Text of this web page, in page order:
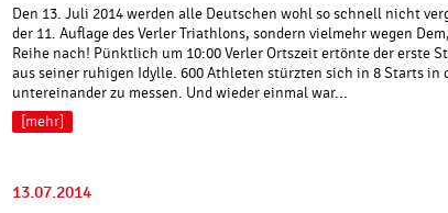
Den 13. Juli 2014 werden alle Deutschen wohl so schnell nicht
der 11. Auflage des Verler Triathlons, sondern vielmehr wegen
Reihe nach! Pünktlich um 10:00 Verler Ortszeit ertönte der erste
aus seiner ruhigen Idylle. 600 Athleten stürzten sich in 8 Starts in
untereinander zu messen. Und wieder einmal war...
[mehr]
13.07.2014